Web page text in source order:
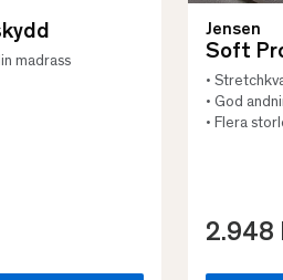
madrass
Jensen
Soft
•
• God
• Flera
2.948